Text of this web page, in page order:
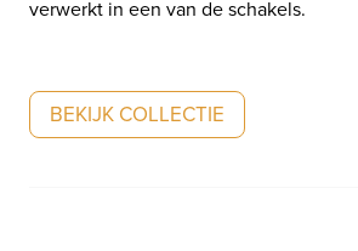
verwerkt in een van de schakels.
BEKIJK COLLECTIE